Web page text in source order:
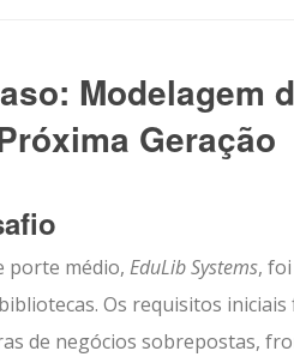
Modelagem
Geração
porte médio, EduLib Systems,
Os requisitos
de negócios sobrepostas,